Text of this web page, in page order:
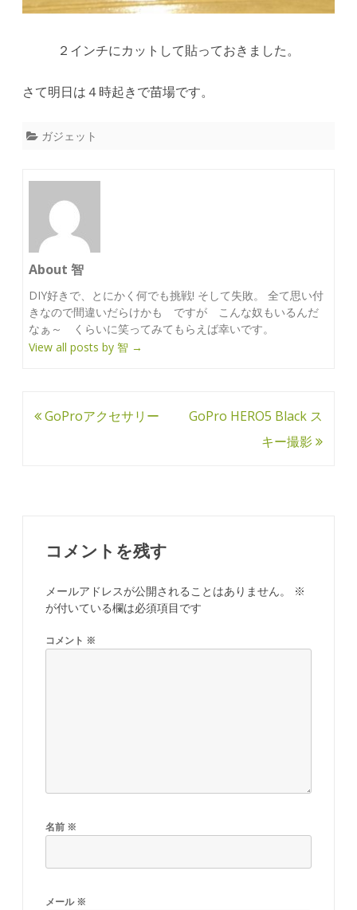
２インチにカットして貼っておきました。
さて明日は４時起きで苗場です。
ガジェット
About 智
DIY好きで、とにかく何でも挑戦! そして失敗。 全て思い付
きなので間違いだらけかも ですが こんな奴もいるんだ
なぁ～ くらいに笑ってみてもらえば幸いです。
View all posts by 智 →
投GoProアクセサリー
GoPro HERO5 Black ス
キー撮影
コメントを残す
メールアドレスが公開されることはありません。
※
が付いている欄は必須項目です
コメント ※
名前 ※
メール※